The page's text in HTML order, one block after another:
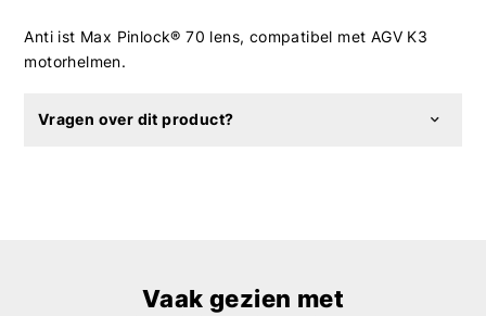
Anti ist Max Pinlock® 70 lens, compatibel met AGV K3
motorhelmen.
Vragen over dit product?
Vaak gezien met